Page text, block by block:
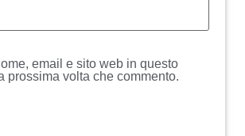
email e sito web in questo
prossima volta che commento.